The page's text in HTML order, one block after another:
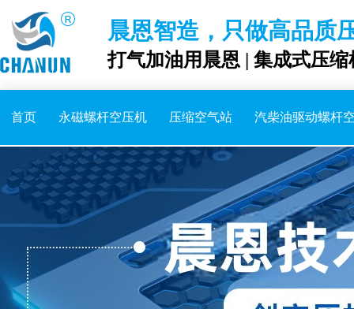
晨恩智造，只做高品质
打气加油用晨恩 | 集成式压
首页 永磁螺杆空压机 压缩空气站 汽柴油驱动螺杆